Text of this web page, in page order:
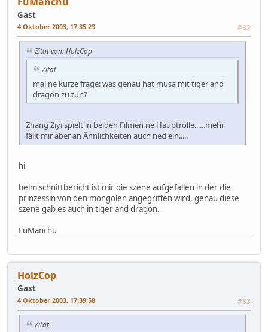
Gast
4 Oktober 2003, 17:35:23 #32
Zitat von: HolzCop
Zitat
mal ne kurze frage: was genau hat musa mit tiger and
dragon zu tun?
Zhang Ziyi spielt in beiden Filmen ne Hauptrolle......mehr
fällt mir aber an Ähnlichkeiten auch ned ein.....
hi
beim schnittbericht ist mir die szene aufgefallen in der die
prinzessin von den mongolen angegriffen wird, genau diese
szene gab es auch in tiger and dragon.
FuManchu
HolzCop
Gast
4 Oktober 2003, 17:39:58 #33
Zitat